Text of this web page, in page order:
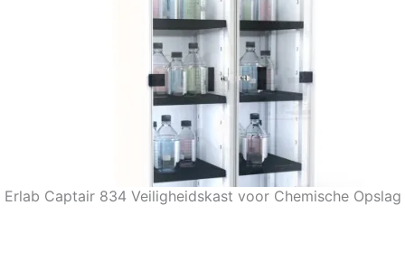
Erlab Captair 834 Veiligheidskast voor Chemische Opslag